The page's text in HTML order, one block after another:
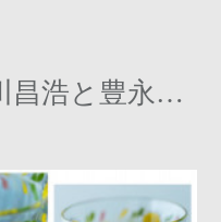
「色絵と無地」石川昌浩と豊永盛人